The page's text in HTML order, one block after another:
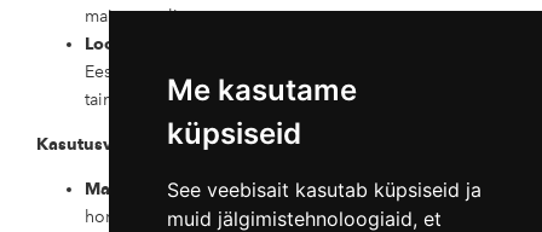
Me kasutame
küpsiseid
See veebisait kasutab küpsiseid ja
muid jälgimistehnoloogiaid, et
maitsemeeli.
Looduslik mitmekesisus:
Eesti metsataimedelt ja niitudelt, sisaldades erinevate
taimede nektarit, mis rikastab selle toiteväärtust.
Kasutusvaldkonnad:
Maitsestamine:Lisage mesi tee, kohvi, jogurti või
hommikupudru juurde, et nautida selle rikkalikku